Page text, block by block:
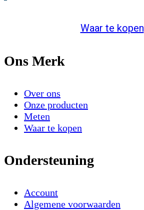
Waar te kopen
Ons Merk
Over ons
Onze producten
Meten
Waar te kopen
Ondersteuning
Account
Algemene voorwaarden